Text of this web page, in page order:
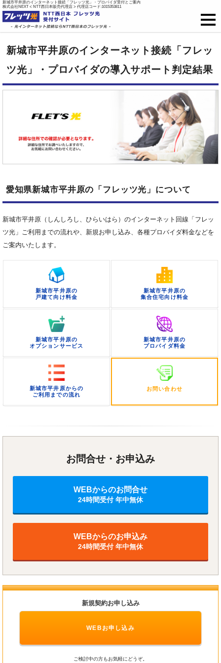
新城市平井原のインターネット接続「フレッツ光」・プロバイダ受付とご案内
株式会社NEXT < NTT西日本販売代理店 > 代理店コード:1015353811
戸建て向け料金
集合住宅向け料金
ご開通までの流れ
オプション
新規お申込はこちら
新城市平井原のインターネット接続「フレッ
ツ光」・プロバイダの導入サポート判定結果
愛知県新城市平井原の「フレッツ光」について
新城市平井原（しんしろし、ひらいはら）のインターネット回線「フレッ
ツ光」ご利用までの流れや、新規お申し込み、各種プロバイダ料金などを
ご案内いたします。
新城市平井原の
戸建て向け料金
新城市平井原の
集合住宅向け料金
新城市平井原の
オプションサービス
新城市平井原の
プロバイダ料金
新城市平井原からの
ご利用までの流れ
お問い合わせ
お問合せ・お申込み
WEBからのお問合せ
24時間受付 年中無休
WEBからのお申込み
24時間受付 年中無休
新規契約お申し込み
WEBお申し込み
ご検討中の方もお気軽にどうぞ。